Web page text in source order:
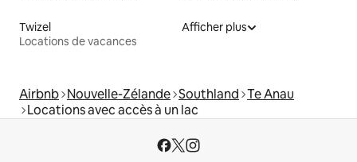
Twizel
Locations de vacances
Afficher plus
Airbnb Nouvelle-Zélande Southland Te Anau
Locations avec accès à un lac